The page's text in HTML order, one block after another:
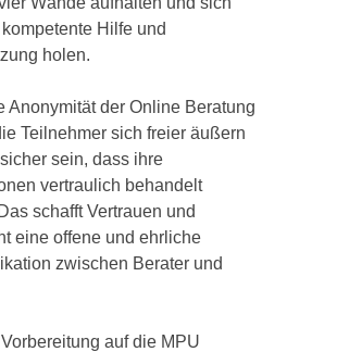
Hilfe und
holen.
Anonymität der Online Beratung
Teilnehmer sich freier äußern
sein, dass ihre
vertraulich behandelt
schafft Vertrauen und
eine offene und ehrliche
zwischen Berater und
auf die MPU